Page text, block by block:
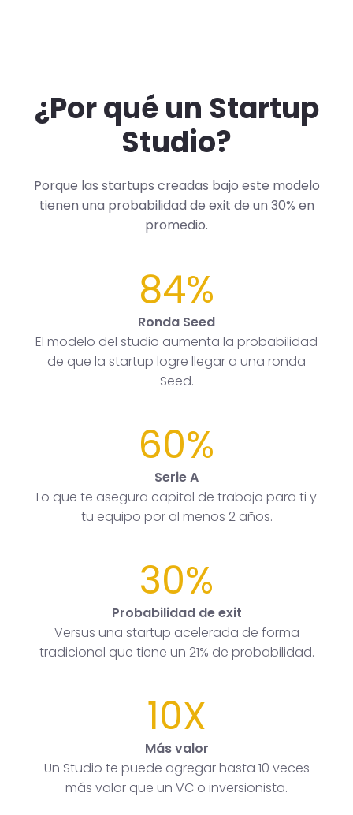
¿Por qué un Startup
Studio?
Porque las startups creadas bajo este modelo
tienen una probabilidad de exit de un 30% en
promedio.
84%
Ronda Seed
El modelo del studio aumenta la probabilidad
de que la startup logre llegar a una ronda
Seed.
60%
Serie A
Lo que te asegura capital de trabajo para ti y
tu equipo por al menos 2 años.
30%
Probabilidad de exit
Versus una startup acelerada de forma
tradicional que tiene un 21% de probabilidad.
10X
Más valor
Un Studio te puede agregar hasta 10 veces
más valor que un VC o inversionista.